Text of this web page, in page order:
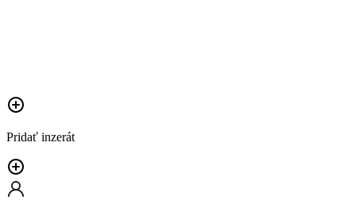
Pridať inzerát